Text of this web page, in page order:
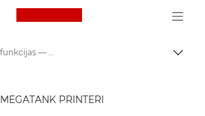
Canon Logo, back to
Tehniskie dati un funkcijas — PIXMA G3501
MEGATANK PRINTERI